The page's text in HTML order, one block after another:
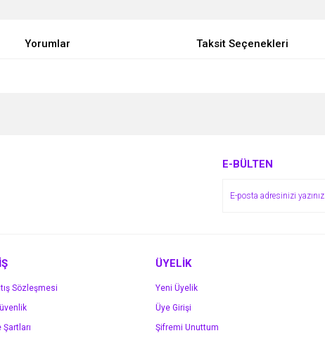
Yorumlar Taksit Seçenekleri
E-BÜLTEN
Sözleşmesi
ÜYELİK
Yeni Üyelik
Üye Girişi
Şifremi Unuttum